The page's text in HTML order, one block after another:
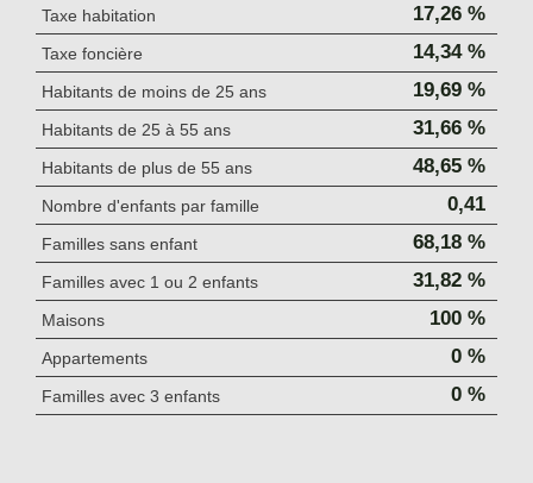
Taxe habitation 17,26 %
Taxe foncière 14,34 %
Habitants de moins de 25 ans 19,69 %
Habitants de 25 à 55 ans 31,66 %
Habitants de plus de 55 ans 48,65 %
Nombre d'enfants par famille 0,41
Familles sans enfant 68,18 %
Familles avec 1 ou 2 enfants 31,82 %
Maisons 100 %
Appartements 0 %
Familles avec 3 enfants 0 %